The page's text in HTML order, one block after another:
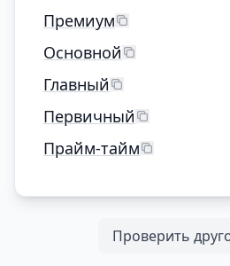
Премиум
Основной
Главный
Первичный
Прайм-тайм
Проверить